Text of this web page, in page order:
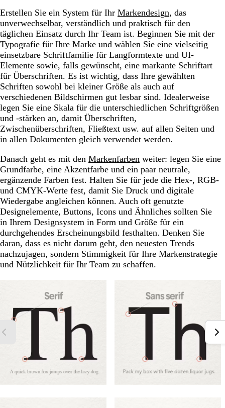
Erstellen Sie ein System für Ihr Markendesign, das
unverwechselbar, verständlich und praktisch für den
täglichen Einsatz durch Ihr Team ist. Beginnen Sie mit der
Typografie für Ihre Marke und wählen Sie eine vielseitig
einsetzbare Schriftfamilie für Langformtexte und UI-
Elemente sowie, falls gewünscht, eine markante Schriftart
für Überschriften. Es ist wichtig, dass Ihre gewählten
Schriften sowohl bei kleiner Größe als auch auf
verschiedenen Bildschirmen gut lesbar sind. Idealerweise
legen Sie eine Skala für die unterschiedlichen Schriftgrößen
und -stärken an, damit Überschriften,
Zwischenüberschriften, Fließtext usw. auf allen Seiten und
in allen Dokumenten gleich verwendet werden.
Danach geht es mit den Markenfarben weiter: legen Sie eine
Grundfarbe, eine Akzentfarbe und ein paar neutrale,
ergänzende Farben fest. Halten Sie für jede die Hex-, RGB-
und CMYK-Werte fest, damit Sie Druck und digitale
Wiedergabe angleichen können. Auch oft genutzte
Designelemente, Buttons, Icons und Ähnliches sollten Sie
in Ihrem Designsystem in Form und Größe für ein
durchgehendes Erscheinungsbild festhalten. Denken Sie
daran, dass es nicht darum geht, den neuesten Trends
nachzujagen, sondern Stimmigkeit für Ihre Markenstrategie
und Nützlichkeit für Ihr Team zu schaffen.